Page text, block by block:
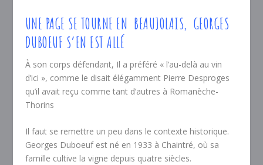
UNE PAGE SE TOURNE EN BEAUJOLAIS, GEORGES
DUBOEUF S’EN EST ALLÉ
À son corps défendant, Il a préféré « l’au-delà au vin
d’ici », comme le disait élégamment Pierre Desproges
qu’il avait reçu comme tant d’autres à Romanèche-
Thorins
Il faut se remettre un peu dans le contexte historique.
Georges Duboeuf est né en 1933 à Chaintré, où sa
famille cultive la vigne depuis quatre siècles.